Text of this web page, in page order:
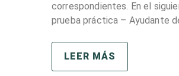
correspondientes. En el
prueba práctica – Ayudante
LEER MÁS